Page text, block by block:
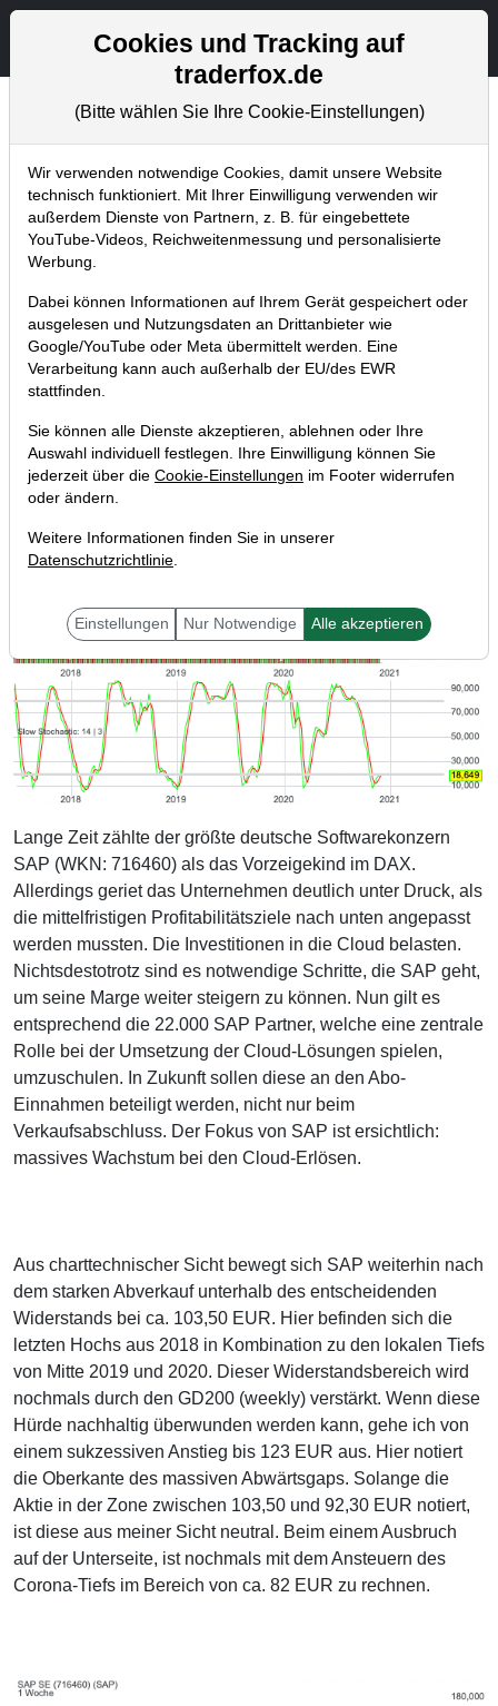
Aktien- und Artikelsuche
Chartanalysen
Home Blog Chartanalysen
Chartanalyse SAP: guter
Einstiegszeitpunkt beim DAX-
Schwergewicht?
01.12.2020 um 08:23 Uhr | P. Uhlschmied
Lange Zeit zählte der größte deutsche Softwarekonzern
SAP (WKN: 716460) als das Vorzeigekind im DAX.
Allerdings geriet das Unternehmen deutlich unter Druck, als
die mittelfristigen Profitabilitätsziele nach unten angepasst
werden mussten. Die Investitionen in die Cloud belasten.
Nichtsdestotrotz sind es notwendige Schritte, die SAP geht,
um seine Marge weiter steigern zu können. Nun gilt es
entsprechend die 22.000 SAP Partner, welche eine zentrale
Rolle bei der Umsetzung der Cloud-Lösungen spielen,
umzuschulen. In Zukunft sollen diese an den Abo-
Einnahmen beteiligt werden, nicht nur beim
Verkaufsabschluss. Der Fokus von SAP ist ersichtlich:
massives Wachstum bei den Cloud-Erlösen.
Aus charttechnischer Sicht bewegt sich SAP weiterhin nach
dem starken Abverkauf unterhalb des entscheidenden
Widerstands bei ca. 103,50 EUR. Hier befinden sich die
letzten Hochs aus 2018 in Kombination zu den lokalen Tiefs
von Mitte 2019 und 2020. Dieser Widerstandsbereich wird
nochmals durch den GD200 (weekly) verstärkt. Wenn diese
Hürde nachhaltig überwunden werden kann, gehe ich von
einem sukzessiven Anstieg bis 123 EUR aus. Hier notiert
die Oberkante des massiven Abwärtsgaps. Solange die
Aktie in der Zone zwischen 103,50 und 92,30 EUR notiert,
ist diese aus meiner Sicht neutral. Beim einem Ausbruch
auf der Unterseite, ist nochmals mit dem Ansteuern des
Corona-Tiefs im Bereich von ca. 82 EUR zu rechnen.
Cookies und Tracking auf
traderfox.de
(Bitte wählen Sie Ihre Cookie-Einstellungen)
Wir verwenden notwendige Cookies, damit unsere Website
technisch funktioniert. Mit Ihrer Einwilligung verwenden wir
außerdem Dienste von Partnern, z. B. für eingebettete
YouTube-Videos, Reichweitenmessung und personalisierte
Werbung.
Dabei können Informationen auf Ihrem Gerät gespeichert oder
ausgelesen und Nutzungsdaten an Drittanbieter wie
Google/YouTube oder Meta übermittelt werden. Eine
Verarbeitung kann auch außerhalb der EU/des EWR
stattfinden.
Sie können alle Dienste akzeptieren, ablehnen oder Ihre
Auswahl individuell festlegen. Ihre Einwilligung können Sie
jederzeit über die Cookie-Einstellungen im Footer widerrufen
oder ändern.
Weitere Informationen finden Sie in unserer
Datenschutzrichtlinie.
Einstellungen Nur Notwendige Alle akzeptieren